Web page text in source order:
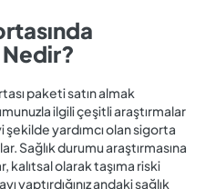
paketi satın almak
ilgili çeşitli araştırmalar
yardımcı olan sigorta
Sağlık durumu araştırmasına
kalıtsal olarak taşıma riski
yaptırdığınız andaki sağlık